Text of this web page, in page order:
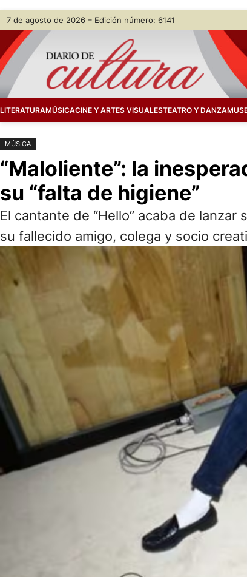
Saltar
contenido
Skip
content
7 de agosto de 2026 – Edición número: 6141
LITERATURAMÚSICACINE Y ARTES VISUALESTEATRO Y DANZA
MÚSICA
“Maloliente”: la
su “falta de higiene”
El cantante de “Hello” acaba de
su fallecido amigo, colega y socio